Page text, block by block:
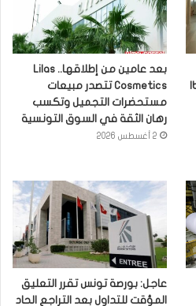
بعد عامين من إطلاقها.. Lilas
Cosmetics تتصدر مبيعات
مستحضرات التجميل وتكسب
رهان الثقة في السوق التونسية
2 أغسطس 2026
عاجل: بورصة تونس تقرر التعليق
المؤقت للتداول بعد التراجع الحاد